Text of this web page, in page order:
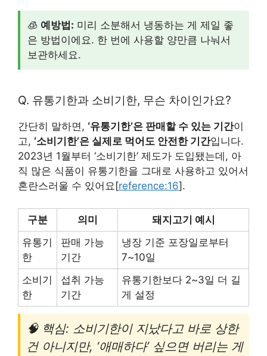
🧊 예방법: 미리 소분해서 냉동하는 게 제일 좋
은 방법이에요. 한 번에 사용할 양만큼 나눠서
보관하세요.
Q. 유통기한과 소비기한, 무슨 차이인가요?
간단히 말하면, ‘유통기한’은 판매할 수 있는 기간이
고, ‘소비기한’은 실제로 먹어도 안전한 기간입니다.
2023년 1월부터 ‘소비기한’ 제도가 도입됐는데, 아
직 많은 식품이 유통기한을 그대로 사용하고 있어서
혼란스러울 수 있어요[reference:16].
구분 의미
돼지고기 예시
유통기
한
판매 가능
기간
냉장 기준 포장일로부터
7~10일
소비기
한
섭취 가능
기간
유통기한보다 2~3일 더 길
게 설정
🧠 핵심: 소비기한이 지났다고 바로 상한
건 아니지만, ‘애매하다’ 싶으면 버리는 게